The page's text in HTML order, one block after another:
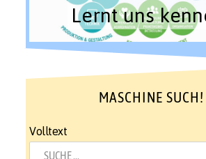
Lernt uns
MASCHINE SUCH!
Volltext